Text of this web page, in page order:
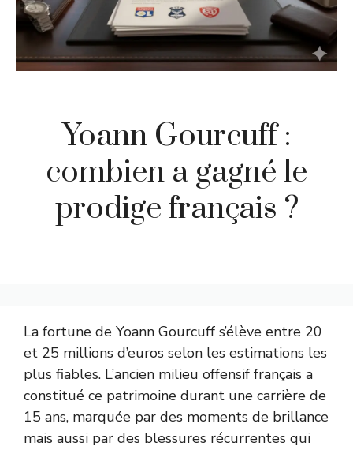
Yoann Gourcuff :
combien a gagné le
prodige français ?
La fortune de Yoann Gourcuff s’élève entre 20
et 25 millions d’euros selon les estimations les
plus fiables. L’ancien milieu offensif français a
constitué ce patrimoine durant une carrière de
15 ans, marquée par des moments de brillance
mais aussi par des blessures récurrentes qui